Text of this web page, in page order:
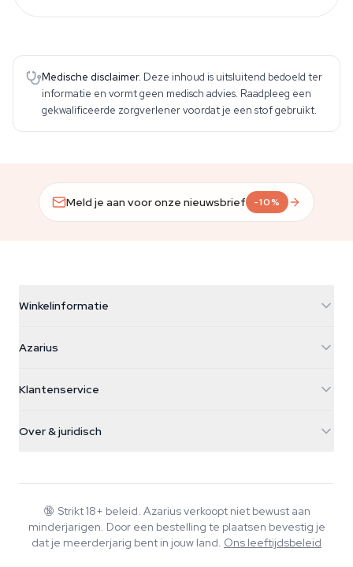
Medische disclaimer. Deze inhoud is uitsluitend bedoeld ter
informatie en vormt geen medisch advies. Raadpleeg een
gekwalificeerde zorgverlener voordat je een stof gebruikt.
Meld je aan voor onze nieuwsbrief -10%
Winkelinformatie
Galvaniweg 11
Nederland
+31(0)204897914
Azarius
Smokeshop
Klantenservice
Retourbeleid
Veelgestelde vragen
Privacybeleid
Over & juridisch
Wiki
Muziek
🔞 Strikt 18+ beleid. Azarius verkoopt niet bewust aan
minderjarigen. Door een bestelling te plaatsen bevestig je
dat je meerderjarig bent in jouw land. Ons leeftijdsbeleid